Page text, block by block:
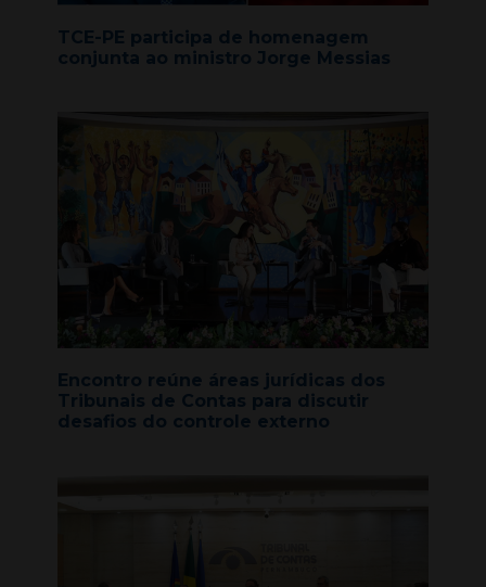
TCE-PE participa de homenagem
conjunta ao ministro Jorge Messias
Encontro reúne áreas jurídicas dos
Tribunais de Contas para discutir
desafios do controle externo